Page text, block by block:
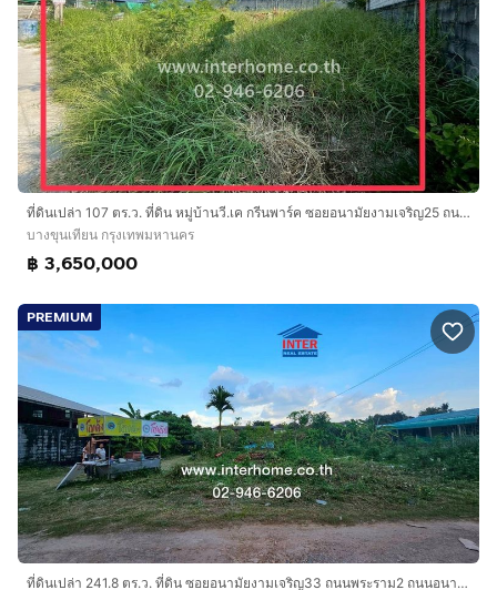
ที่ดินเปล่า 107 ตร.ว. ที่ดิน หมู่บ้านวี.เค กรีนพาร์ค ซอยอนามัยงามเจริญ25 ถนนพระราม2 เขตบางขุนเทียน กรุงเทพมหานคร
บางขุนเทียน กรุงเทพมหานคร
฿ 3,650,000
PREMIUM
ที่ดินเปล่า 241.8 ตร.ว. ที่ดิน ซอยอนามัยงามเจริญ33 ถนนพระราม2 ถนนอนามัยงามเจริญ เขตบางขุนเทียน กรุงเทพมหานคร